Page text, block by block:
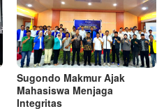
Sugondo Makmur Ajak
Mahasiswa Menjaga
Integritas